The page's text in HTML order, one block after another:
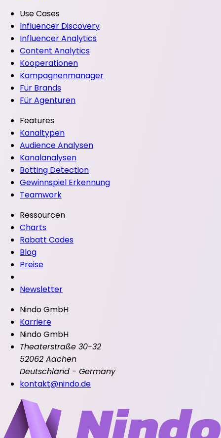
Use Cases
Influencer Discovery
Influencer Analytics
Content Analytics
Kooperationen
Kampagnenmanager
Für Brands
Für Agenturen
Features
Kanaltypen
Audience Analysen
Kanalanalysen
Botting Detection
Gewinnspiel Erkennung
Teamwork
Ressourcen
Charts
Rabatt Codes
Blog
Preise
Newsletter
Nindo GmbH
Karriere
Nindo GmbH
Theaterstraße 30-32
52062 Aachen
Deutschland - Germany
kontakt@nindo.de